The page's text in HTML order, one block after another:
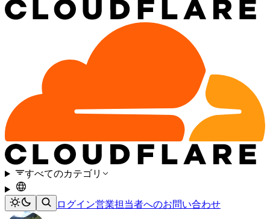
すべてのカテゴリ
ログイン営業担当者へのお問い合わせ